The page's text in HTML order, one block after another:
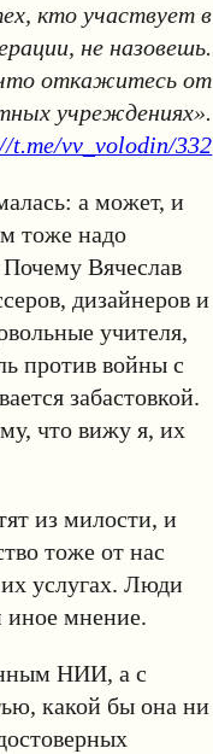
кто участвует в
не назовешь.
что откажитесь от
учреждениях».
t.me/vv_volodin/332
а может, и
тоже надо
Почему Вячеслав
дизайнеров и
учителя,
против войны с
забастовкой.
что вижу я, их
из милости, и
тоже от нас
их услугах. Люди
иное мнение.
НИИ, а с
какой бы она ни